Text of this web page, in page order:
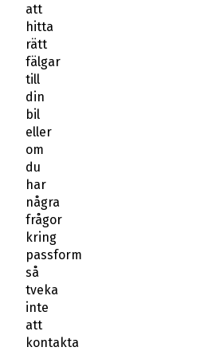
att
hitta
rätt
fälgar
till
din
bil
eller
om
du
har
några
frågor
kring
passform
så
tveka
inte
att
kontakta